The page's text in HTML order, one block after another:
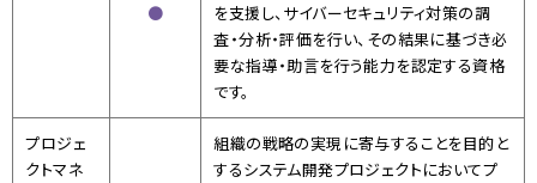
●
を支援し、サイバーセキュリティ対策の調
査・分析・評価を行い、その結果に基づき必
要な指導・助言を行う能力を認定する資格
です。
プロジェ
クトマネ
組織の戦略の実現に寄与することを目的と
するシステム開発プロジェクトにおいてプ